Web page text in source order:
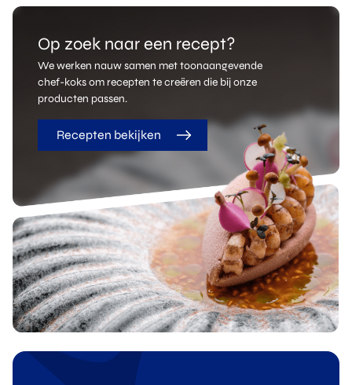
Op zoek naar een recept?
We werken nauw samen met toonaangevende
chef-koks om recepten te creëren die bij onze
producten passen.
Recepten bekijken